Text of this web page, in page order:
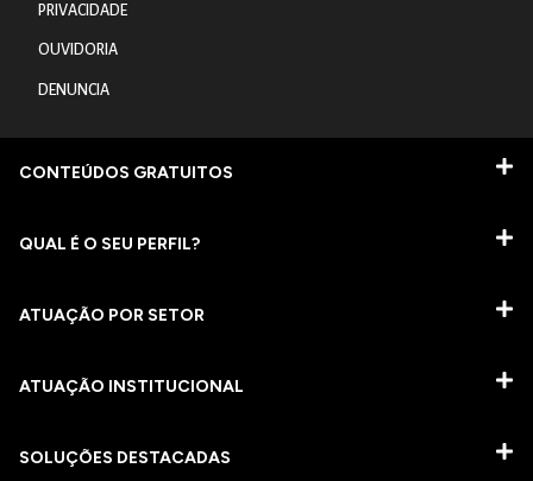
PRIVACIDADE
OUVIDORIA
DENUNCIA
CONTEÚDOS GRATUITOS
QUAL É O SEU PERFIL?
ATUAÇÃO POR SETOR
ATUAÇÃO INSTITUCIONAL
SOLUÇÕES DESTACADAS